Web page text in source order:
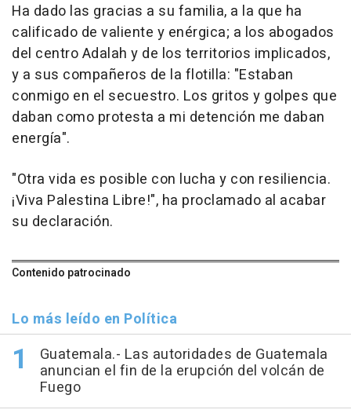
Ha dado las gracias a su familia, a la que ha
calificado de valiente y enérgica; a los abogados
del centro Adalah y de los territorios implicados,
y a sus compañeros de la flotilla: "Estaban
conmigo en el secuestro. Los gritos y golpes que
daban como protesta a mi detención me daban
energía".
"Otra vida es posible con lucha y con resiliencia.
¡Viva Palestina Libre!", ha proclamado al acabar
su declaración.
Contenido patrocinado
Lo más leído en Política
Guatemala.- Las autoridades de Guatemala
anuncian el fin de la erupción del volcán de
Fuego